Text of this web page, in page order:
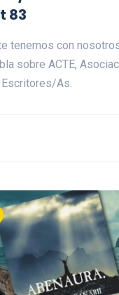
83
tenemos con
sobre ACTE,
Escritores/As.